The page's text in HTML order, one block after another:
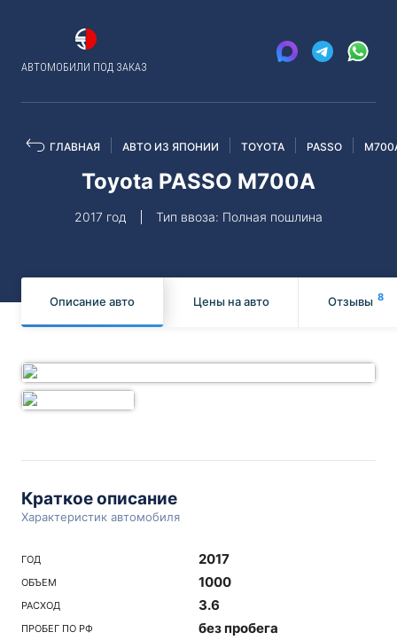
АВТОМОБИЛИ ПОД ЗАКАЗ
ГЛАВНАЯ АВТО ИЗ ЯПОНИИ TOYOTA PASSO
Toyota PASSO M700A
2017 год Тип ввоза: Полная пошлина
Описание авто Цены на авто Отзывы 8
Краткое описание
Характеристик автомобиля
ГОД 2017
ОБЪЕМ 1000
РАСХОД 3.6
ПРОБЕГ ПО РФ без пробега